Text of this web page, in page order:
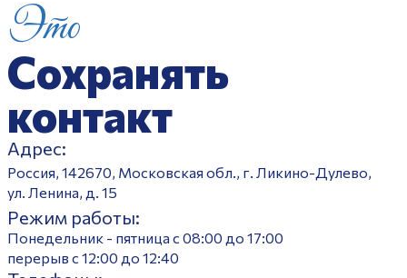
Это
Сохранять
контакт
Адрес:
Россия, 142670, Московская обл., г. Ликино-Дулево,
ул. Ленина, д. 15
Режим работы:
Понедельник - пятница с 08:00 до 17:00
перерыв с 12:00 до 12:40